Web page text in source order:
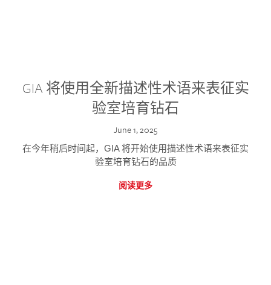
GIA 将使用全新描述性术语来表征实
验室培育钻石
June 1, 2025
在今年稍后时间起，GIA 将开始使用描述性术语来表征实
验室培育钻石的品质
阅读更多